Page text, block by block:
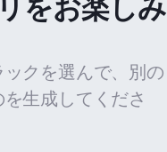
をお楽しみ
クを選んで、別の
生成してくださ